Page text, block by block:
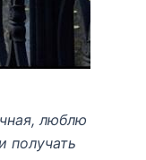
люблю
получать